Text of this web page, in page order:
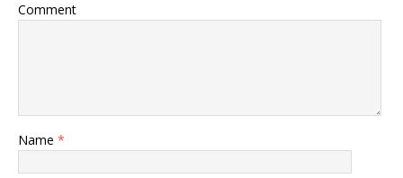
Comment
Name *